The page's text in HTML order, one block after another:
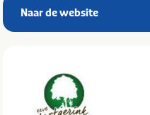
Naar de website